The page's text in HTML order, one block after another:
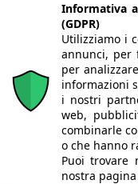
Informativa
(GDPR)
Utilizziamo i
annunci, per
per
informazioni
i nostri
web,
combinarle
o che hanno
Puoi trovare
nostra pagina